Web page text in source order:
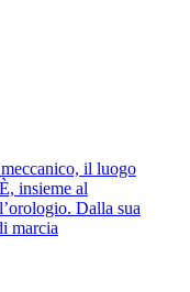
il luogo
insieme al
Dalla sua
marcia